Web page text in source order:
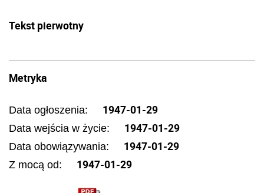
Tekst pierwotny
Metryka
Data ogłoszenia: 1947-01-29
Data wejścia w życie: 1947-01-29
Data obowiązywania: 1947-01-29
Z mocą od: 1947-01-29